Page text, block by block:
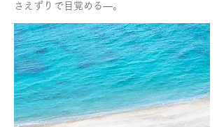
さえずりで目覚める―。